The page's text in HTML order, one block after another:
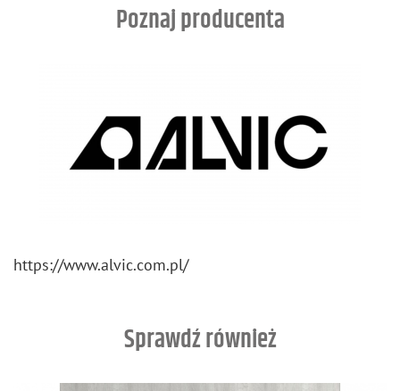
Poznaj producenta
https://​www.​alvic.​com.​pl/
Sprawdź również